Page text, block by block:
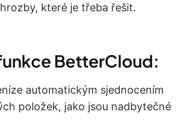
které je třeba řešit.
BetterCloud:
automatickým sjednocením
položek, jako jsou nadbytečné